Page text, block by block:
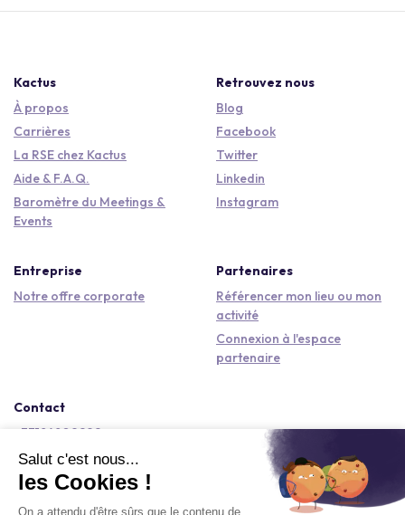
Kactus
À propos
Carrières
La RSE chez Kactus
Aide & F.A.Q.
Baromètre du Meetings &
Events
Retrouvez nous
Blog
Facebook
Twitter
Linkedin
Instagram
Entreprise
Notre offre corporate
Partenaires
Référencer mon lieu ou mon
activité
Connexion à l'espace
partenaire
Contact
+33184809292
hello@kactus.com